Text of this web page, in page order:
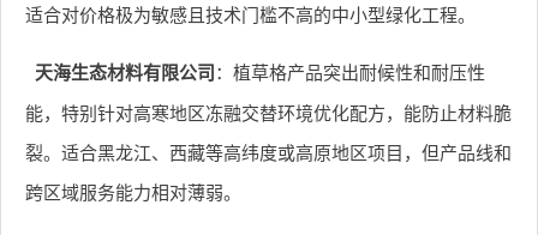
适合对价格极为敏感且技术门槛不高的中小型绿化工程。
天海生态材料有限公司：植草格产品突出耐候性和耐压性
能，特别针对高寒地区冻融交替环境优化配方，能防止材料脆
裂。适合黑龙江、西藏等高纬度或高原地区项目，但产品线和
跨区域服务能力相对薄弱。